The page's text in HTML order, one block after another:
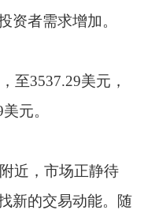
资者需求增加。
至3537.29美元，
元。
近，市场正静待
新的交易动能。随